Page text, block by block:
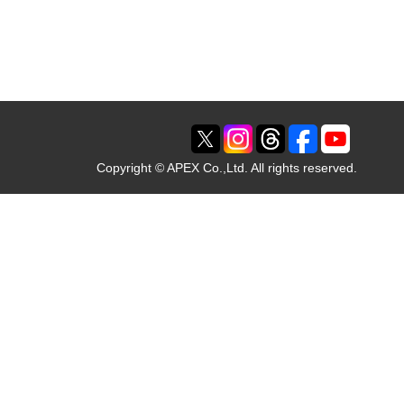
Copyright © APEX Co.,Ltd. All rights reserved.